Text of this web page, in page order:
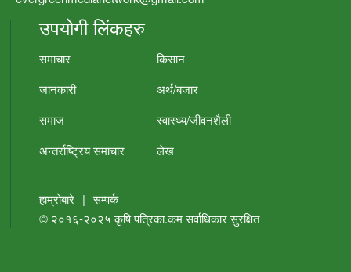
उपयोगी लिंकहरु
समाचार
किसान
जानकारी
अर्थ/बजार
समाज
स्वास्थ्य/जीवनशैली
अन्तर्राष्ट्रिय समाचार
लेख
हाम्रोबारे | सम्पर्क
© २०१६-२०२५कृषि पत्रिका.कमसर्वाधिकार सुरक्षित